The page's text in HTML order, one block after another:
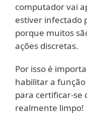
computador vai
estiver infectado
porque muitos
ações discretas.
Por isso é
habilitar a
para certificar-se
realmente limpo!